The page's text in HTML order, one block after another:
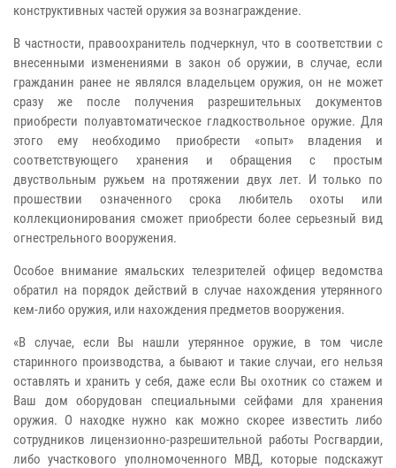
конструктивных частей оружия за вознаграждение.
В частности, правоохранитель подчеркнул, что в соответствии с
внесенными изменениями в закон об оружии, в случае, если
гражданин ранее не являлся владельцем оружия, он не может
сразу же после получения разрешительных документов
приобрести полуавтоматическое гладкоствольное оружие. Для
этого ему необходимо приобрести «опыт» владения и
соответствующего хранения и обращения с простым
двуствольным ружьем на протяжении двух лет. И только по
прошествии означенного срока любитель охоты или
коллекционирования сможет приобрести более серьезный вид
огнестрельного вооружения.
Особое внимание ямальских телезрителей офицер ведомства
обратил на порядок действий в случае нахождения утерянного
кем-либо оружия, или нахождения предметов вооружения.
«В случае, если Вы нашли утерянное оружие, в том числе
старинного производства, а бывают и такие случаи, его нельзя
оставлять и хранить у себя, даже если Вы охотник со стажем и
Ваш дом оборудован специальными сейфами для хранения
оружия. О находке нужно как можно скорее известить либо
сотрудников лицензионно-разрешительной работы Росгвардии,
либо участкового уполномоченного МВД, которые подскажут